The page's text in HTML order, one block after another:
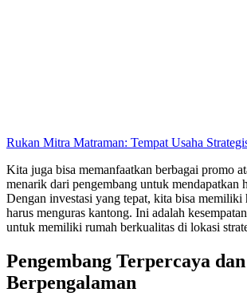
Rukan Mitra Matraman: Tempat Usaha
Kita juga bisa memanfaatkan berbagai promo
menarik dari pengembang untuk mendapatkan
Dengan investasi yang tepat, kita bisa memiliki
harus menguras kantong. Ini adalah
untuk memiliki rumah berkualitas di lokasi
Pengembang Terpercaya dan
Berpengalaman